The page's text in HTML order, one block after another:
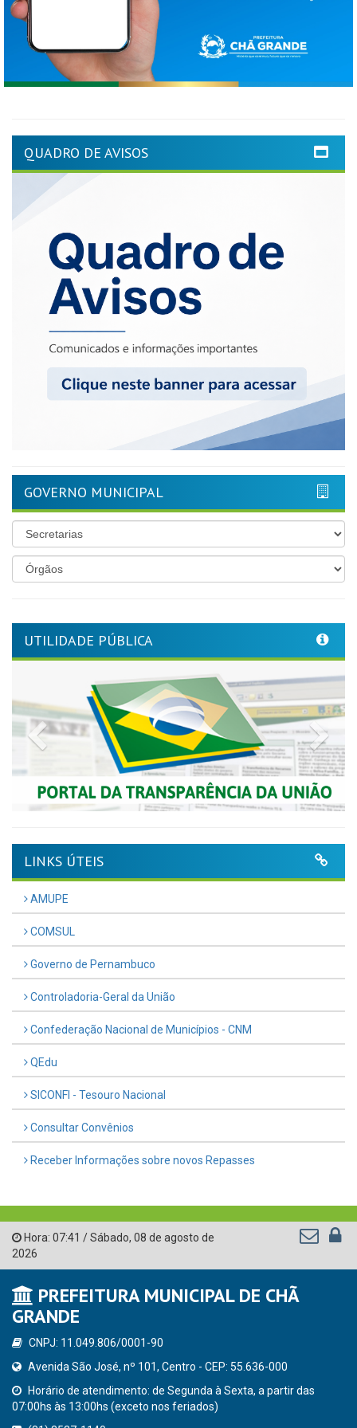
QUADRO DE AVISOS
GOVERNO MUNICIPAL
UTILIDADE PÚBLICA
Previous
LINKS ÚTEIS
AMUPE
COMSUL
Governo de Pernambuco
Controladoria-Geral da União
Confederação Nacional de Municípios - CNM
QEdu
SICONFI - Tesouro Nacional
Consultar Convênios
Receber Informações sobre novos Repasses
Hora: 07:41 /Sábado, 08 de agosto de
2026
PREFEITURA MUNICIPAL DE CHÃ
GRANDE
CNPJ: 11.049.806/0001-90
Avenida São José, nº 101, Centro - CEP: 55.636-000
Horário de atendimento: de Segunda à Sexta, a partir das
07:00hs às 13:00hs (exceto nos feriados)